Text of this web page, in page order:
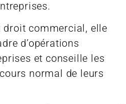
droit commercial, elle
d’opérations
et conseille les
normal de leurs